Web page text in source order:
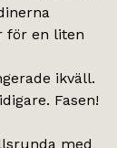
för en liten
ikväll.
Fasen!
med